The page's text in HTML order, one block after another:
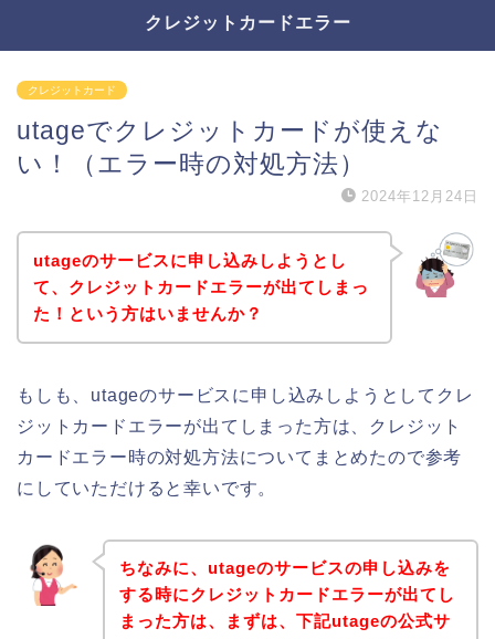
クレジットカードエラー
クレジットカード
utageでクレジットカードが使えな
い！（エラー時の対処方法）
2024年12月24日
utageのサービスに申し込みしようとし
て、クレジットカードエラーが出てしまっ
た！という方はいませんか？
もしも、utageのサービスに申し込みしようとしてクレ
ジットカードエラーが出てしまった方は、クレジット
カードエラー時の対処方法についてまとめたので参考
にしていただけると幸いです。
ちなみに、utageのサービスの申し込みを
する時にクレジットカードエラーが出てし
まった方は、まずは、下記utageの公式サ